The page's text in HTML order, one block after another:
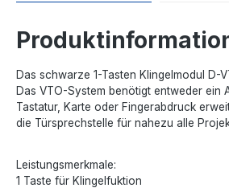
Das schwarze 1-Tasten Klingelmodul D-
Das VTO-System benötigt entweder ein
Tastatur, Karte oder Fingerabdruck
die Türsprechstelle für nahezu alle
Leistungsmerkmale:
1 Taste für Klingelfuktion